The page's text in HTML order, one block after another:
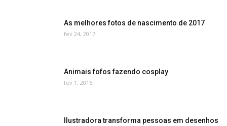
As melhores fotos de nascimento de 2017
fev 24, 2017
Animais fofos fazendo cosplay
fev 1, 2016
Ilustradora transforma pessoas em desenhos